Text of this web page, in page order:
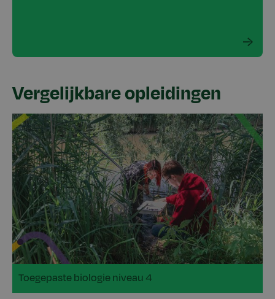
Vergelijkbare opleidingen
Toegepaste biologie niveau 4